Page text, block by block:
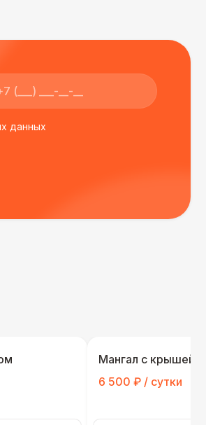
данных
Мангал с крышей
6 500 ₽ / сутки